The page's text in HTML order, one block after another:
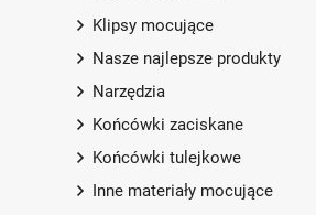
Klipsy mocujące
Nasze najlepsze produkty
Narzędzia
Końcówki zaciskane
Końcówki tulejkowe
Inne materiały mocujące